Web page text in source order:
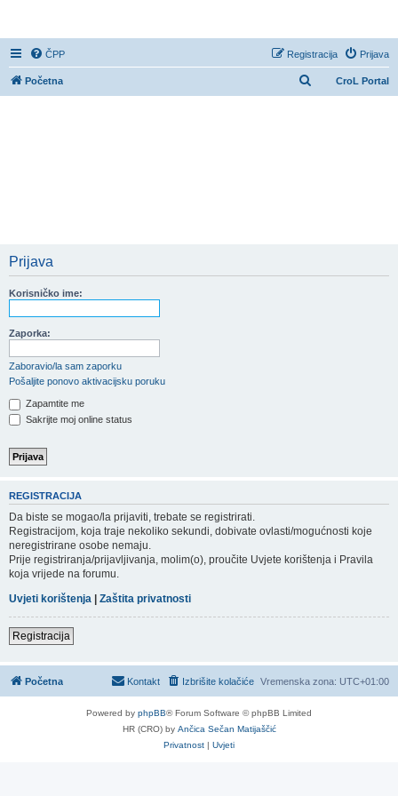
ČPP Prijava
Registracija
CroL Portal
Početna
Prijava
Korisničko ime:
Zaporka:
Zaboravio/la sam zaporku
Pošaljite ponovo aktivacijsku poruku
Zapamtite me
Sakrijte moj online status
REGISTRACIJA
Da biste se mogao/la prijaviti, trebate se registrirati.
Registracijom, koja traje nekoliko sekundi, dobivate ovlasti/mogućnosti koje
neregistrirane osobe nemaju.
Prije registriranja/prijavljivanja, molim(o), proučite Uvjete korištenja i Pravila
koja vrijede na forumu.
Uvjeti korištenja | Zaštita privatnosti
Registracija
Početna Vremenska zona: UTC+01:00
Izbrišite kolačiće
Kontakt
Powered by phpBB® Forum Software © phpBB Limited
HR (CRO) by Ančica Sečan Matijaščić
Privatnost | Uvjeti